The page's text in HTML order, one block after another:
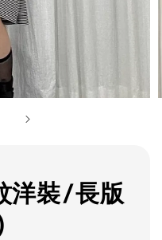
洋裝/長版